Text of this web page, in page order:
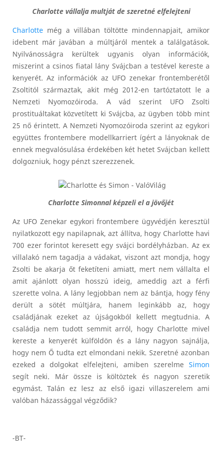
Charlotte vállalja multját de szeretné elfelejteni
Charlotte még a villában töltötte mindennapjait, amikor
idebent már javában a múltjáról mentek a találgatások.
Nyilvánosságra kerültek ugyanis olyan információk,
miszerint a csinos fiatal lány Svájcban a testével kereste a
kenyerét. Az információk az UFO zenekar frontemberétől
Zsoltitól származtak, akit még 2012-en tartóztatott le a
Nemzeti Nyomozóiroda. A vád szerint UFO Zsolti
prostituáltakat közvetített ki Svájcba, az ügyben több mint
25 nő érintett. A Nemzeti Nyomozóiroda szerint az egykori
együttes frontembere modellkarriert ígért a lányoknak de
ennek megvalósulása érdekében két hetet Svájcban kellett
dolgozniuk, hogy pénzt szerezzenek.
Charlotte Simonnal képzeli el a jövőjét
Az UFO Zenekar egykori frontembere ügyvédjén keresztül
nyilatkozott egy napilapnak, azt állítva, hogy Charlotte havi
700 ezer forintot keresett egy svájci bordélyházban. Az ex
villalakó nem tagadja a vádakat, viszont azt mondja, hogy
Zsolti be akarja őt feketíteni amiatt, mert nem vállalta el
amit ajánlott olyan hosszú ideig, ameddig azt a férfi
szerette volna. A lány legjobban nem az bántja, hogy fény
derült a sötét múltjára, hanem leginkább az, hogy
családjának ezeket az újságokból kellett megtudnia. A
családja nem tudott semmit arról, hogy Charlotte mivel
kereste a kenyerét külföldön és a lány nagyon sajnálja,
hogy nem Ő tudta ezt elmondani nekik. Szeretné azonban
ezeked a dolgokat elfelejteni, amiben szerelme Simon
segít neki. Már össze is költöztek és nagyon szeretik
egymást. Talán ez lesz az első igazi villaszerelem ami
valóban házassággal végződik?
-BT-